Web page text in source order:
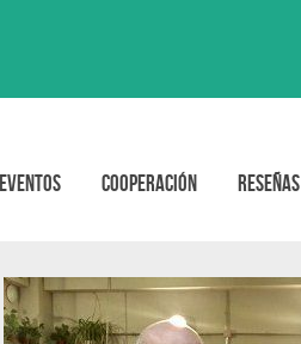
Eventos Cooperación